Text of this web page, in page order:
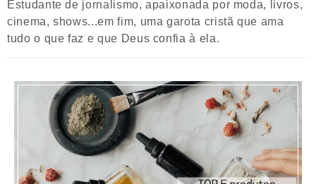
Estudante de jornalismo, apaixonada por moda, livros,
cinema, shows...em fim, uma garota cristã que ama
tudo o que faz e que Deus confia à ela.